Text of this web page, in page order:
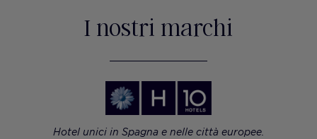
I nostri marchi
Hotel unici in Spagna e nelle città europee.